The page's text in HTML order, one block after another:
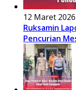
12 Maret 2026
Ruksamin
Pencurian